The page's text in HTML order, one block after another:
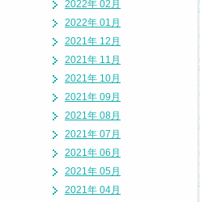
2022年 02月
2022年 01月
2021年 12月
2021年 11月
2021年 10月
2021年 09月
2021年 08月
2021年 07月
2021年 06月
2021年 05月
2021年 04月